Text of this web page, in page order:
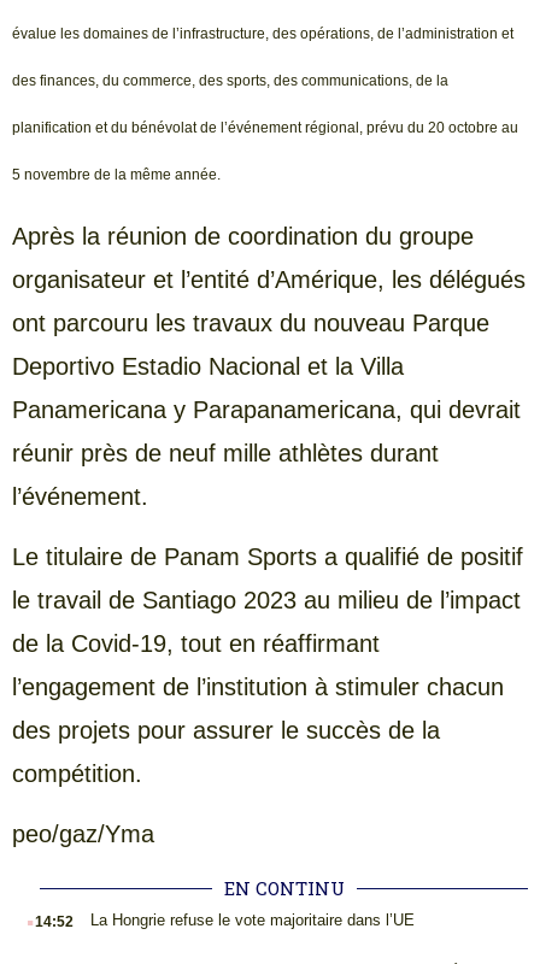
évalue les domaines de l’infrastructure, des opérations, de l’administration et
des finances, du commerce, des sports, des communications, de la
planification et du bénévolat de l’événement régional, prévu du 20 octobre au
5 novembre de la même année.
Après la réunion de coordination du groupe
organisateur et l’entité d’Amérique, les délégués
ont parcouru les travaux du nouveau Parque
Deportivo Estadio Nacional et la Villa
Panamericana y Parapanamericana, qui devrait
réunir près de neuf mille athlètes durant
l’événement.
Le titulaire de Panam Sports a qualifié de positif
le travail de Santiago 2023 au milieu de l’impact
de la Covid-19, tout en réaffirmant
l’engagement de l’institution à stimuler chacun
des projets pour assurer le succès de la
compétition.
peo/gaz/Yma
EN CONTINU
.14:52 La Hongrie refuse le vote majoritaire dans l’UE